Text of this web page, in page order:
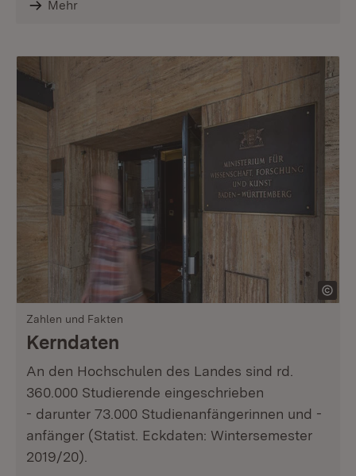
Mehr
Zahlen und Fakten
Kerndaten
An den Hochschulen des Landes sind rd.
360.000 Studierende eingeschrieben
- darunter 73.000 Studienanfängerinnen und -
anfänger (Statist. Eckdaten: Wintersemester
2019/20).